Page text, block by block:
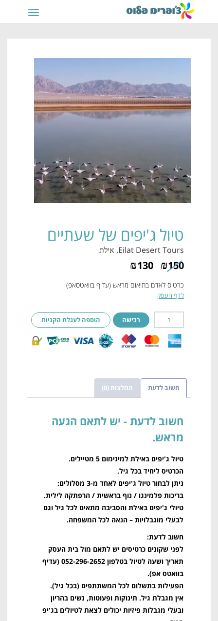
תפריט
טיול ג'יפים של שעתיים
Eilat Desert Tours, אילת
₪150
₪130
כרטיס לאדם בתיאום מראש (עדיף בוואטסאפ)
לדף העסק
רכישה הוספה לעגלת הקניות
חשוב לדעת המלצות (0)
חשוב לדעת
טיול ג'יפים באילת למינימום 5 מטיילים.
הכרטיס ליחיד בכל גיל.
ניתן לבחור טיול ג'יפים לאחד מ-3 מסלולים:
בריכות פלמינגו / נוף בראשית / הרפתקה לילית.
טיולי ג'יפים באילת והסביבה מתאים לכל גיל וגם
לבעלי מוגבלויות – הנאה לכל המשפחה.
חשוב לדעת:
לפני שקונים כרטיסים יש לתאם מול בית העסק
תאריך ושעה לטיול בטלפון 052-296-2652 (עדיף
בוואטס אפ).
הפעילות בתשלום לכל המשתתפים (בכל גיל).
אין מגבלת גיל. תינוקות ופעוטות, נשים בהריון
ובעלי מגבלות פיזיות יכולים לצאת לטיולים בג'יפ